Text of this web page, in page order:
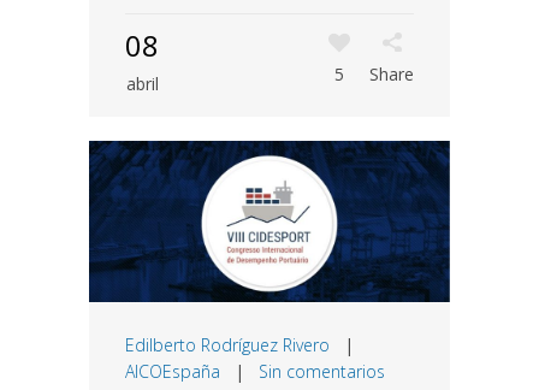
08
abril 5 Share
Edilberto Rodríguez Rivero |
AICOEspaña | Sin comentarios